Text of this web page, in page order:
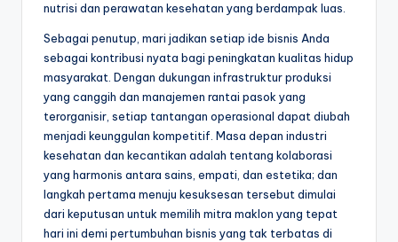
nutrisi dan perawatan kesehatan yang berdampak luas.
Sebagai penutup, mari jadikan setiap ide bisnis Anda
sebagai kontribusi nyata bagi peningkatan kualitas hidup
masyarakat. Dengan dukungan infrastruktur produksi
yang canggih dan manajemen rantai pasok yang
terorganisir, setiap tantangan operasional dapat diubah
menjadi keunggulan kompetitif. Masa depan industri
kesehatan dan kecantikan adalah tentang kolaborasi
yang harmonis antara sains, empati, dan estetika; dan
langkah pertama menuju kesuksesan tersebut dimulai
dari keputusan untuk memilih mitra maklon yang tepat
hari ini demi pertumbuhan bisnis yang tak terbatas di